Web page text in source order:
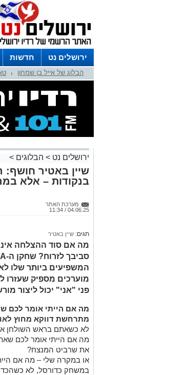
ירושלים נט חדשות
לפרסום ברדיו צרו קשר
הבלוג של אייל בן שמחון
ירושלים נט > הבלוגים >
שיין באטיר חושף:
בנקודות – אלא
מערכת האתר
04.06.25 / 11:34
תגים: שיין באטיר
מה אם סוד ההצלחה
המשפיעים ביותר שלו
מוערכים מספיק שעזרו
פני "אני" יכול ליצור
מה אם הייתי אומר לכם
מתרחשת דווקא מחוץ
לא כשאתם בראש השולחן
מה אם הייתי אומר לכם
את שרביט המנצח?
או במקרה שלי – מה אם
במשחק כדורסל, לא